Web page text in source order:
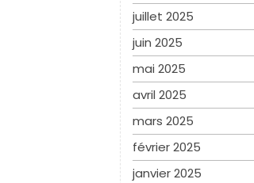
juillet 2025
juin 2025
mai 2025
avril 2025
mars 2025
février 2025
janvier 2025